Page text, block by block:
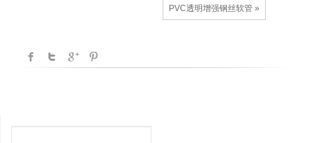
PVC透明增强钢丝软管 »